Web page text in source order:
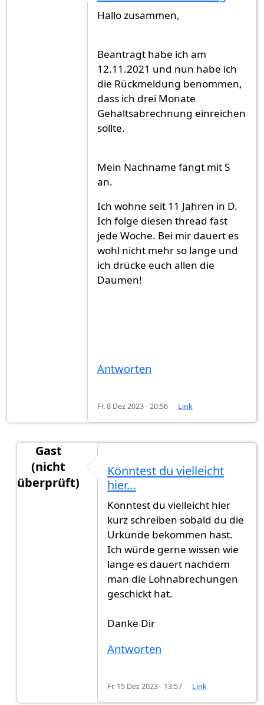
Hallo zusammen,
Beantragt habe ich am
12.11.2021 und nun habe ich
die Rückmeldung benommen,
dass ich drei Monate
Gehaltsabrechnung einreichen
sollte.
Mein Nachname fängt mit S
an.
Ich wohne seit 11 Jahren in D.
Ich folge diesen thread fast
jede Woche. Bei mir dauert es
wohl nicht mehr so lange und
ich drücke euch allen die
Daumen!
Antworten
Fr. 8 Dez 2023 - 20:56 Link
Gast
(nicht
überprüft)
Nov 2021 Rückmeldung von
Könntest du vielleicht
hier…
Könntest du vielleicht hier
kurz schreiben sobald du die
Urkunde bekommen hast.
Ich würde gerne wissen wie
lange es dauert nachdem
man die Lohnabrechungen
geschickt hat.
Danke Dir
Antworten
Fr. 15 Dez 2023 - 13:57 Link